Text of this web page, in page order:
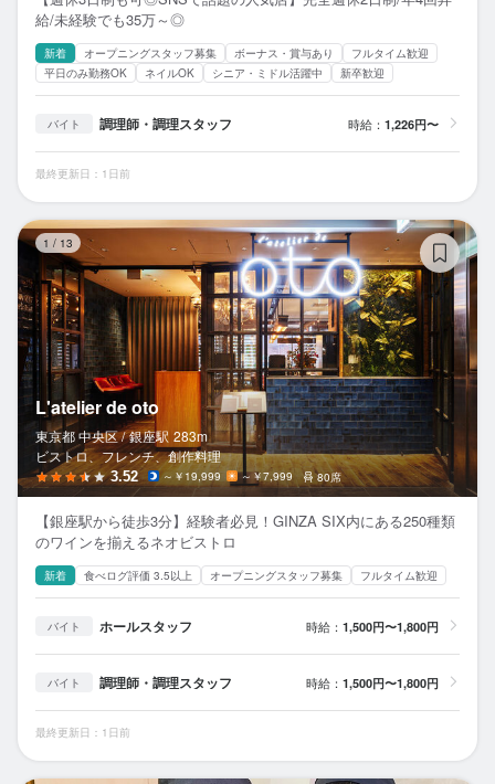
給/未経験でも35万～◎
新着 オープニングスタッフ募集 ボーナス・賞与あり
フルタイム歓迎
平日のみ勤務OK
ネイルOK シニア・ミドル活躍中 新卒歓迎
バイト 調理師・調理スタッフ 時給： 1,226円〜
最終更新日：1日前
1 / 13
L'atelier de oto
東京都 中央区 / 銀座駅 283m
ビストロ、フレンチ、創作料理
3.52 ～￥19,999 ～￥7,999 80席
【銀座駅から徒歩3分】経験者必見！GINZA SIX内にある250種類
のワインを揃えるネオビストロ
新着 食べログ評価 3.5以上 オープニングスタッフ募集 フルタイム歓迎
バイト ホールスタッフ 時給： 1,500円〜1,800円
バイト 調理師・調理スタッフ 時給： 1,500円〜1,800円
最終更新日：1日前